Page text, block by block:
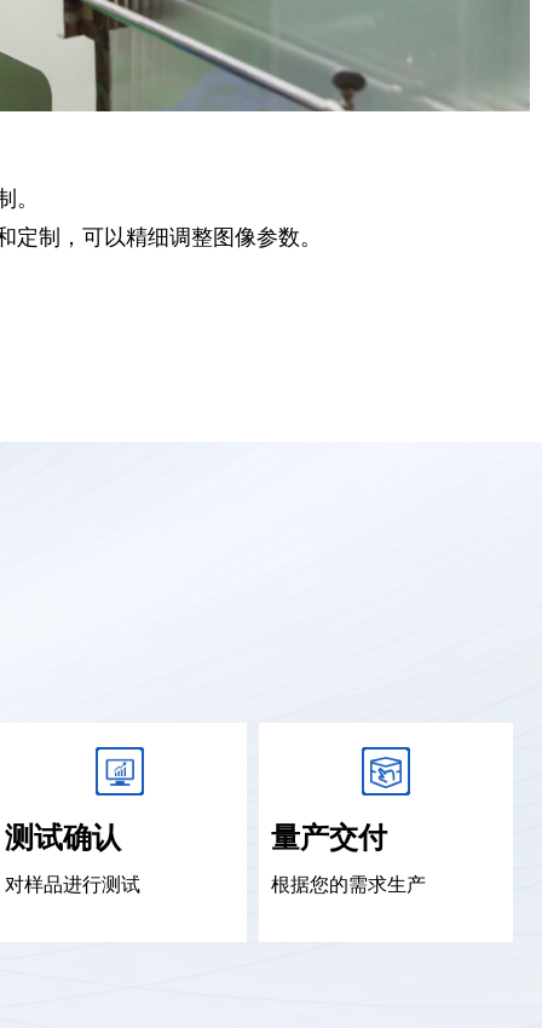
。
制，可以精细调整图像参数。
测试确认
对样品进行测试
量产交付
根据您的需求生产